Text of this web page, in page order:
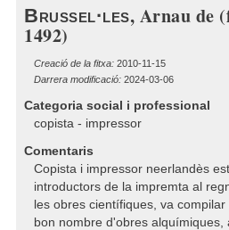
Brussel·les, Arnau de
1492)
Creació de la fitxa: 2010-11-15
Darrera modificació: 2024-03-06
Categoria social i professional
copista - impressor
Comentaris
Copista i impressor neerlandès
introductors de la impremta al
les obres científiques, va
bon nombre d'obres alquímiques,